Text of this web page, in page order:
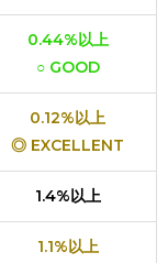
0.44%以上
○ GOOD
0.12%以上
◎ EXCELLENT
1.4%以上
1.1%以上